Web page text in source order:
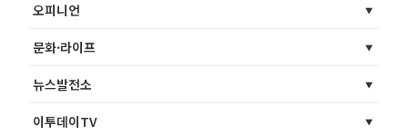
오피니언
문화·라이프
뉴스발전소
이투데이TV